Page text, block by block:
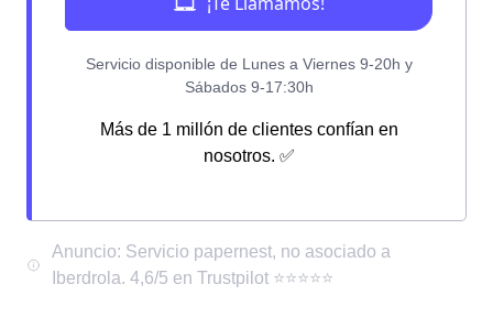
Más de 1 millón de clientes confían en
nosotros. ✅